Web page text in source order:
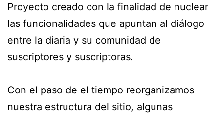
Proyecto creado con la finalidad de nuclear
las funcionalidades que apuntan al diálogo
entre la diaria y su comunidad de
suscriptores y suscriptoras.
Con el paso de el tiempo reorganizamos
nuestra estructura del sitio, algunas